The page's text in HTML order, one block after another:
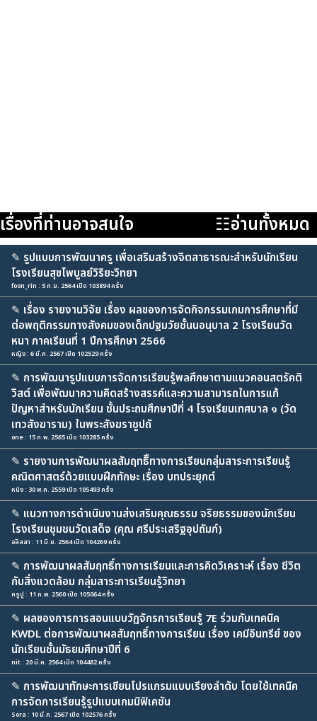
เรื่องที่ท่านอาจสนใจ ☷อ่านทั้งหมด
✎ รูปแบบการพัฒนาครู เพื่อเสริมสร้างจิตสาธารณะสำหรับนักเรียน
โรงเรียนสุขไพบูลย์วิริยะวิทยา
foon_rin : 5 ก.ย. 2564 เปิด 103894 ครั้ง
✎ เรื่อง รายงานวิจัย เรื่อง ผลของการจัดกิจกรรมเกมการศึกษาที่มี
ต่อพฤติกรรมทางสังคมของเด็กปฐมวัยชั้นนอนุบาล 2 โรงเรียนวัด
หนา ภาคเรียนที่ 1 ปีการศึกษา 2566
หญิง : 6 มี.ค. 2567 เปิด 102529 ครั้ง
✎ การพัฒนารูปแบบการจัดการเรียนรู้พลศึกษาตามแนวคอนสตรัคติ
วิสต์ เพื่อพัฒนาความคิดสร้างสรรค์และความสามารถในการแก้
ปัญหาสำหรับนักเรียน ชั้นประถมศึกษาปีที่ 4 โรงเรียนเทศบาล ๑ (วัด
เทวสังฆาราม) ในพระสังฆราชูปถั
one : 15 ก.พ. 2565 เปิด 103285 ครั้ง
✎ รายงานการพัฒนาผลสัมฤทธิืทางการเรียนกลุ่มสาระการเรียนรู้
คณิตศาสตร์ด้วยแบบฝึกทักษะ เรื่อง บทประยุกต์
หนิง : 30 พ.ค. 2559 เปิด 105493 ครั้ง
✎ แนวทางการดำเนินงานส่งเสริมคุณธรรม จริยธรรมของนักเรียน
โรงเรียนชุมชนวัดเสด็จ (คุณ ศรีประเสริฐอุปถัมภ์)
อลิสสา : 11 มิ.ย. 2564 เปิด 104269 ครั้ง
✎ การพัฒนาผลสัมฤทธิ์ทางการเรียนและการคิดวิเคราะห์ เรื่อง ชีวิต
กับสิ่งแวดล้อม กลุ่มสาระการเรียนรู้วิทยา
ครูปู : 11 ก.พ. 2560 เปิด 105064 ครั้ง
✎ ผลของการการสอนแบบวัฏจักรการเรียนรู้ 7E ร่วมกับเทคนิค
KWDL ต่อการพัฒนาผลสัมฤทธิ์ทางการเรียน เรื่อง เคมีอินทรีย์ ของ
นักเรียนชั้นมัธยมศึกษาปีที่ 6
nit : 20 มี.ค. 2564 เปิด 104482 ครั้ง
✎ การพัฒนาทักษะการเขียนโปรแกรมแบบเรียงลำดับ โดยใช้เทคนิค
การจัดการเรียนรู้รูปแบบเกมมิฟิเคชัน
Sora : 10 มี.ค. 2567 เปิด 102576 ครั้ง